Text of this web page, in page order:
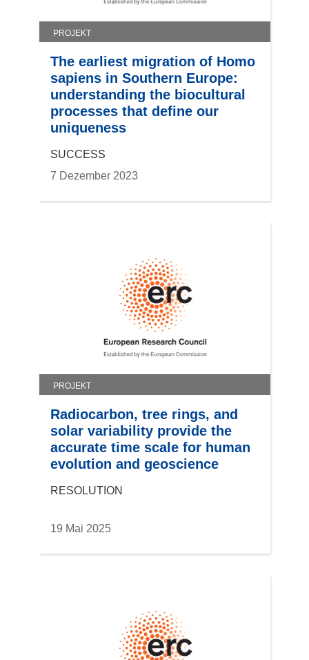
PROJEKT
The earliest migration of Homo
sapiens in Southern Europe:
understanding the biocultural
processes that define our
uniqueness
SUCCESS
7 Dezember 2023
PROJEKT
Radiocarbon, tree rings, and
solar variability provide the
accurate time scale for human
evolution and geoscience
RESOLUTION
19 Mai 2025